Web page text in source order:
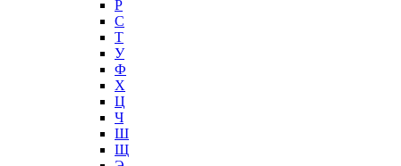
Р
С
Т
У
Ф
Х
Ц
Ч
Ш
Щ